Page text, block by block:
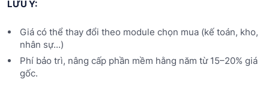
LƯU Ý:
Giá có thể thay đổi theo module chọn mua (kế toán, kho,
nhân sự...)
Phí bảo trì, nâng cấp phần mềm hằng năm từ 15–20% giá
gốc.